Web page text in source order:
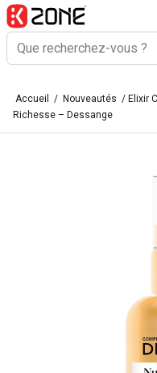
Accueil / Nouveautés / Elixir
Richesse – Dessange